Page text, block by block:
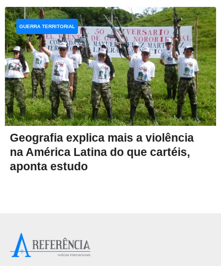
Geografia explica mais a violência
na América Latina do que cartéis,
aponta estudo
GUERRA TERRITORIAL